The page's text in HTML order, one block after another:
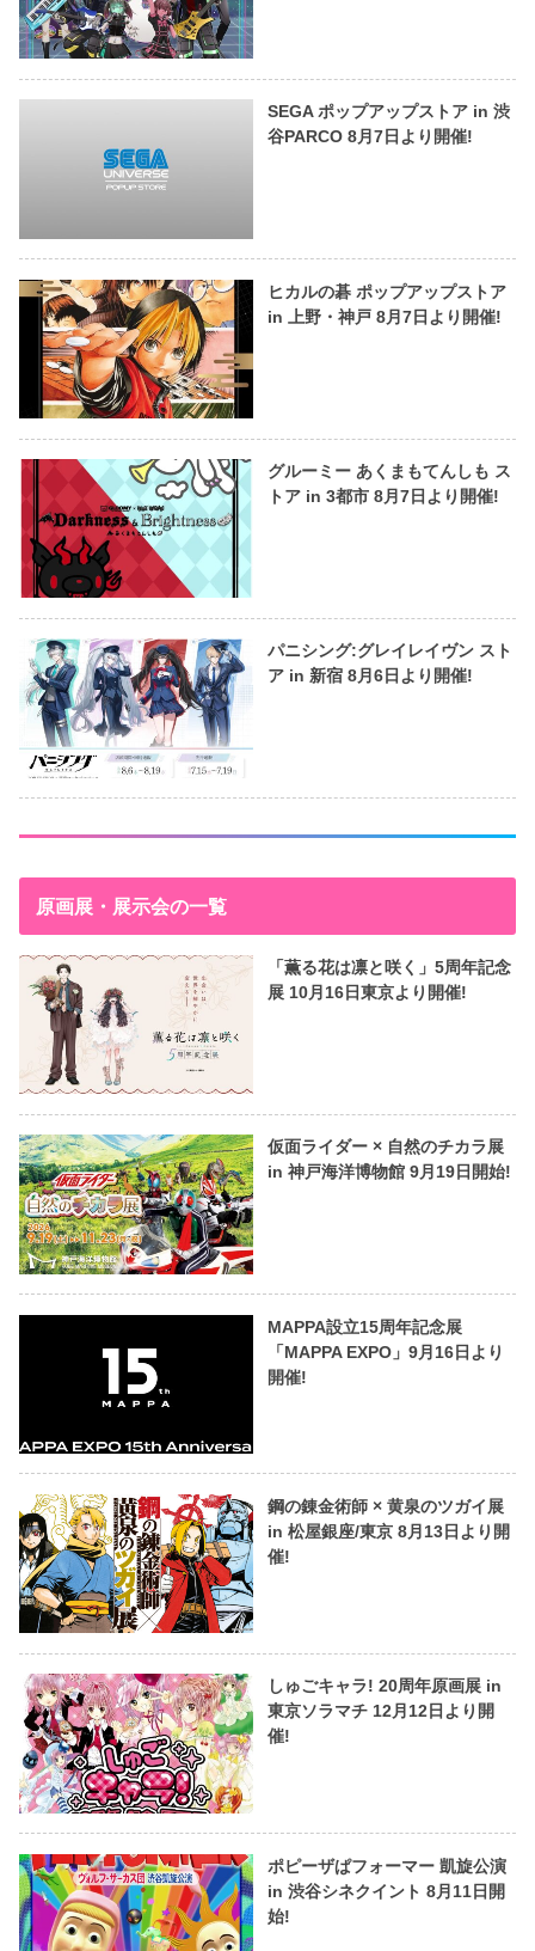
SEGA ポップアップストア in 渋
谷PARCO 8月7日より開催!
ヒカルの碁 ポップアップストア
in 上野・神戸 8月7日より開催!
グルーミー あくまもてんしも ス
トア in 3都市 8月7日より開催!
パニシング:グレイレイヴン スト
ア in 新宿 8月6日より開催!
原画展・展示会の一覧
「薫る花は凛と咲く」5周年記念
展 10月16日東京より開催!
仮面ライダー × 自然のチカラ展
in 神戸海洋博物館 9月19日開始!
MAPPA設立15周年記念展
「MAPPA EXPO」9月16日より
開催!
鋼の錬金術師 × 黄泉のツガイ展
in 松屋銀座/東京 8月13日より開
催!
しゅごキャラ! 20周年原画展 in
東京ソラマチ 12月12日より開
催!
ポピーザぱフォーマー 凱旋公演
in 渋谷シネクイント 8月11日開
始!